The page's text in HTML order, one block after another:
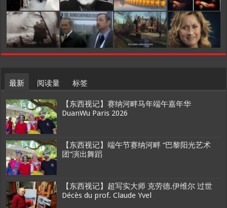
最新 阅读量 标签
【东西视记】赛纳河畔马年端午嘉年华
DuanWu Paris 2026
【东西视记】端午节赛纳河畔 “巴黎阳光艺术
团”演出舞蹈
【东西视记】超写实大师 克劳德.伊维尔 过世
Décès du prof. Claude Yvel